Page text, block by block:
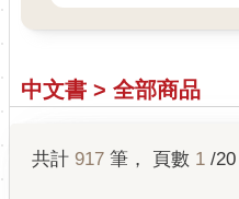
中文書 > 全部商品
共計 917 筆， 頁數 1 /20